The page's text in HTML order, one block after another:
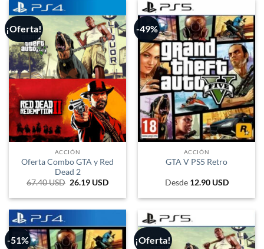
¡Oferta!
ACCIÓN
Oferta Combo GTA y Red
Dead 2
67.40USD El
original
26.19 USD
actual
43.213 ARS.
-49%
ACCIÓN
GTA V PS5 Retro
Desde 12.90 USD
-51% ¡Oferta!